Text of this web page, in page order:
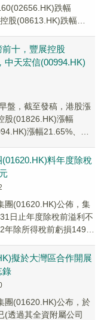
跌幅
股(08613.HK)跌幅
前十，豐展控股
中天宏信(00994.HK)
盤，截至發稿，港股漲
股(01826.HK)漲幅
漲幅21.65%、光
(01620.HK)料年度除稅
團(01620.HK)公佈，集
日止年度除稅前溢利不
除所得稅前虧損1490
擬於大灣區合作開展
錄
團(01620.HK)公布，於
(透過其全資附屬公司